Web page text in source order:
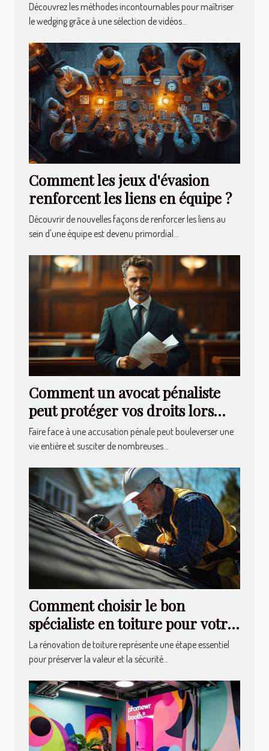
Découvrez les méthodes incontournables pour maîtriser
le wedging grâce à une sélection de vidéos...
Comment les jeux d'évasion
renforcent les liens en équipe ?
Découvrir de nouvelles façons de renforcer les liens au
sein d'une équipe est devenu primordial...
Comment un avocat pénaliste
peut protéger vos droits lors
d'une accusation ?
Faire face à une accusation pénale peut bouleverser une
vie entière et susciter de nombreuses...
Comment choisir le bon
spécialiste en toiture pour votre
rénovation ?
La rénovation de toiture représente une étape essentiel
pour préserver la valeur et la sécurité...